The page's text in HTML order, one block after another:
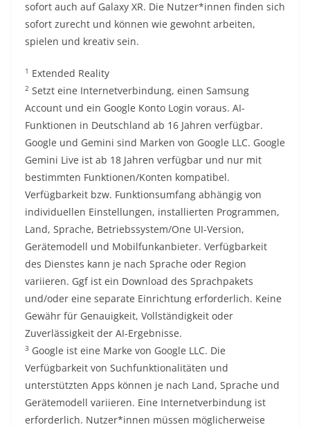
sofort auch auf Galaxy XR. Die Nutzer*innen finden sich
sofort zurecht und können wie gewohnt arbeiten,
spielen und kreativ sein.
1 Extended Reality
2 Setzt eine Internetverbindung, einen Samsung
Account und ein Google Konto Login voraus. AI-
Funktionen in Deutschland ab 16 Jahren verfügbar.
Google und Gemini sind Marken von Google LLC. Google
Gemini Live ist ab 18 Jahren verfügbar und nur mit
bestimmten Funktionen/Konten kompatibel.
Verfügbarkeit bzw. Funktionsumfang abhängig von
individuellen Einstellungen, installierten Programmen,
Land, Sprache, Betriebssystem/One UI-Version,
Gerätemodell und Mobilfunkanbieter. Verfügbarkeit
des Dienstes kann je nach Sprache oder Region
variieren. Ggf ist ein Download des Sprachpakets
und/oder eine separate Einrichtung erforderlich. Keine
Gewähr für Genauigkeit, Vollständigkeit oder
Zuverlässigkeit der AI-Ergebnisse.
3 Google ist eine Marke von Google LLC. Die
Verfügbarkeit von Suchfunktionalitäten und
unterstützten Apps können je nach Land, Sprache und
Gerätemodell variieren. Eine Internetverbindung ist
erforderlich. Nutzer*innen müssen möglicherweise